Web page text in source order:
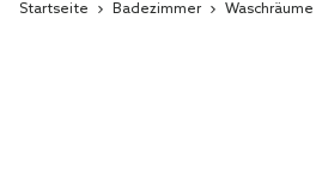
Startseite Badezimmer